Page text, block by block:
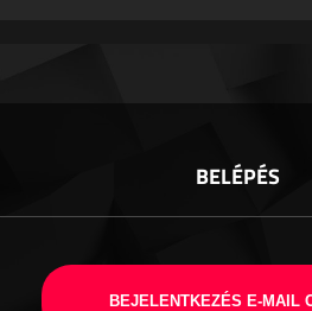
BELÉPÉS
BEJELENTKEZÉS E-MAIL